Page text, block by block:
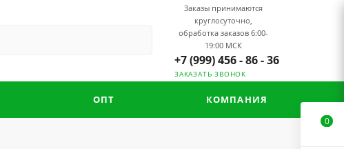
Заказы принимаются
круглосуточно,
обработка заказов 6:00-
19:00 МСК
+7 (999) 456 - 86 - 36
ЗАКАЗАТЬ ЗВОНОК
ОПТ КОМПАНИЯ
0